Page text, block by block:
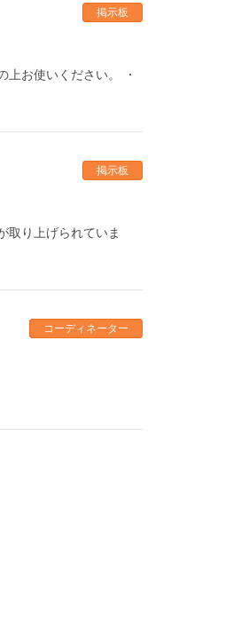
掲示板
上お使いください。 ・
掲示板
取り上げられていま
コーディネーター